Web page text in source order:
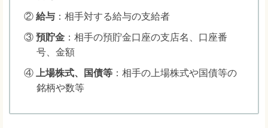
②給与 ：相手対する給与の支給者
③預貯金 ：相手の預貯金口座の支店名、口座番
号、金額
④ 上場株式、国債等 ：相手の上場株式や国債等の
銘柄や数等